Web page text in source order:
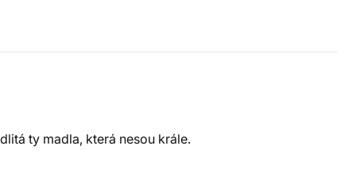
ty madla, která nesou krále.